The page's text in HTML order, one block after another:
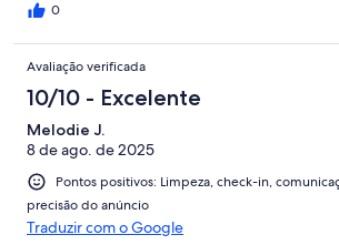
0
Avaliação verificada
10/10 - Excelente
Melodie J.
8 de ago. de 2025
Pontos positivos: Limpeza, check-in,
precisão do anúncio
Traduzir com o Google